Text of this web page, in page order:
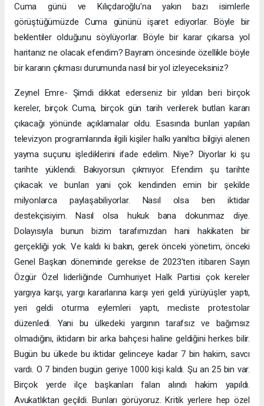
Cuma günü ve Kılıçdaroğlu'na yakın bazı isimlerle
görüştüğümüzde Cuma gününü işaret ediyorlar. Böyle bir
beklentiler olduğunu söylüyorlar. Böyle bir karar çıkarsa yol
haritanız ne olacak efendim? Bayram öncesinde özellikle böyle
bir kararın çıkması durumunda nasıl bir yol izleyeceksiniz?
Zeynel Emre- Şimdi dikkat ederseniz bir yıldan beri birçok
kereler, birçok Cuma, birçok gün tarih verilerek butlan kararı
çıkacağı yönünde açıklamalar oldu. Esasında bunları yapılan
televizyon programlarında ilgili kişiler halkı yanıltıcı bilgiyi alenen
yayma suçunu işlediklerini ifade edelim. Niye? Diyorlar ki şu
tarihte yüklendi. Bakıyorsun çıkmıyor. Efendim şu tarihte
çıkacak ve bunları yani çok kendinden emin bir şekilde
milyonlarca paylaşabiliyorlar. Nasıl olsa ben iktidar
destekçisiyim. Nasıl olsa hukuk bana dokunmaz diye.
Dolayısıyla bunun bizim tarafımızdan hani hakikaten bir
gerçekliği yok. Ve kaldı ki bakın, gerek önceki yönetim, önceki
Genel Başkan döneminde gerekse de 2023'ten itibaren Sayın
Özgür Özel liderliğinde Cumhuriyet Halk Partisi çok kereler
yargıya karşı, yargı kararlarına karşı yeri geldi yürüyüşler yaptı,
yeri geldi oturma eylemleri yaptı, mecliste protestolar
düzenledi. Yani bu ülkedeki yargının tarafsız ve bağımsız
olmadığını, iktidarın bir arka bahçesi haline geldiğini herkes bilir.
Bugün bu ülkede bu iktidar gelinceye kadar 7 bin hakim, savcı
vardı. O 7 binden bugün geriye 1000 kişi kaldı. Şu an 25 bin var.
Birçok yerde ilçe başkanları falan alındı hakim yapıldı.
Avukatlıktan geçildi. Bunları görüyoruz. Kritik yerlere hep özel